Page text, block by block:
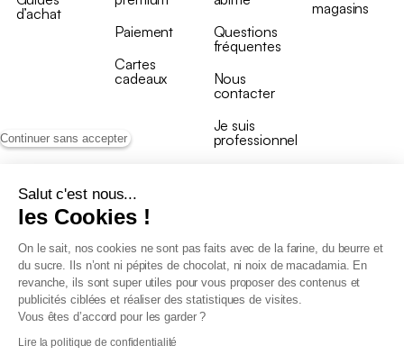
Continuer sans accepter
Salut c'est nous...
les Cookies !
On le sait, nos cookies ne sont pas faits avec de la farine, du beurre et
du sucre. Ils n’ont ni pépites de chocolat, ni noix de macadamia. En
revanche, ils sont super utiles pour vous proposer des contenus et
publicités ciblées et réaliser des statistiques de visites.
Vous êtes d’accord pour les garder ?
Lire la politique de confidentialité
d’achat
Paiement
Cartes
cadeaux
Questions
fréquentes
Nous
contacter
Je suis
professionnel
magasins
Conditions générales de vente
Conditions générales du programme de fidélité
Charte de données personnelles
Conditions générales de vente Pro
Déclaration d’accessibilité